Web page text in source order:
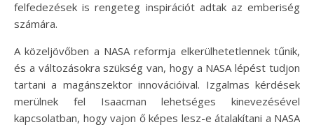
felfedezések is rengeteg inspirációt adtak az emberiség
számára.
A közeljövőben a NASA reformja elkerülhetetlennek tűnik,
és a változásokra szükség van, hogy a NASA lépést tudjon
tartani a magánszektor innovációival. Izgalmas kérdések
merülnek fel Isaacman lehetséges kinevezésével
kapcsolatban, hogy vajon ő képes lesz-e átalakítani a NASA